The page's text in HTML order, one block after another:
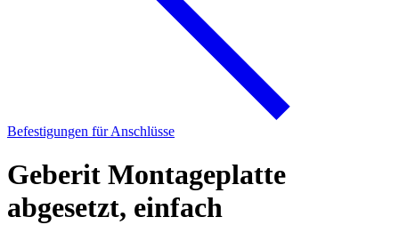
Befestigungen für Anschlüsse
Geberit Montageplatte
abgesetzt, einfach